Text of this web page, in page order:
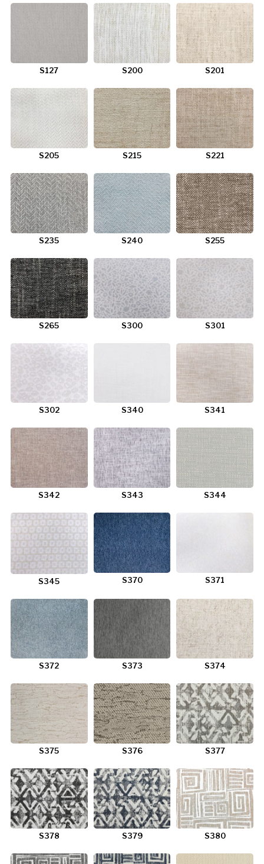
S127 S200 S201
S205 S215 S221
S235 S240 S255
S265 S300 S301
S302 S340 S341
S342 S343 S344
S345 S370 S371
S372 S373 S374
S375 S376 S377
S378 S379 S380